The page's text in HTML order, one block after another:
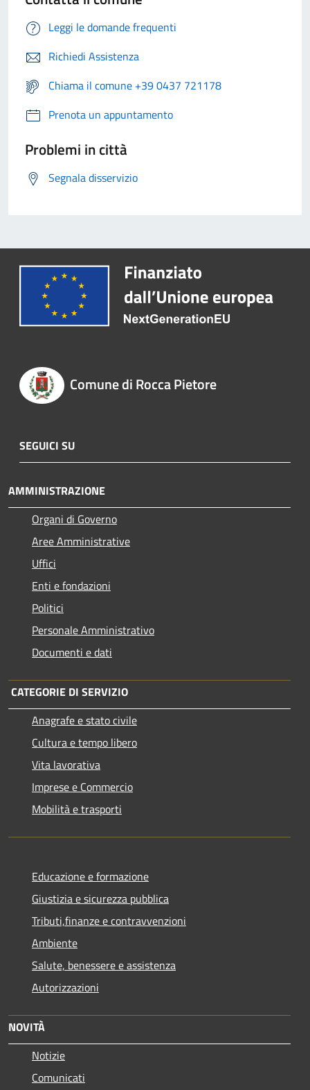
Leggi le domande frequenti
Richiedi Assistenza
Chiama il comune +39 0437 721178
Prenota un appuntamento
Problemi in città
Segnala disservizio
Comune di Rocca Pietore
SEGUICI SU
AMMINISTRAZIONE
Organi di Governo
Aree Amministrative
Uffici
Enti e fondazioni
Politici
Personale Amministrativo
Documenti e dati
CATEGORIE DI SERVIZIO
Anagrafe e stato civile
Cultura e tempo libero
Vita lavorativa
Imprese e Commercio
Mobilità e trasporti
Educazione e formazione
Giustizia e sicurezza pubblica
Tributi,finanze e contravvenzioni
Ambiente
Salute, benessere e assistenza
Autorizzazioni
NOVITÀ
Notizie
Comunicati